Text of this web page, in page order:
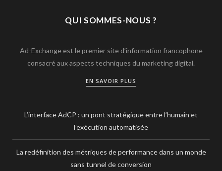
QUI SOMMES-NOUS ?
Ad-Exchange est le premier site d’information francophone
consacré aux aspects techniques du marketing digital.
EN SAVOIR PLUS
L’interface AdCP : un pont stratégique entre l’humain et
l’exécution automatisée
La redéfinition des métriques de performance dans un monde
sans tunnel de conversion